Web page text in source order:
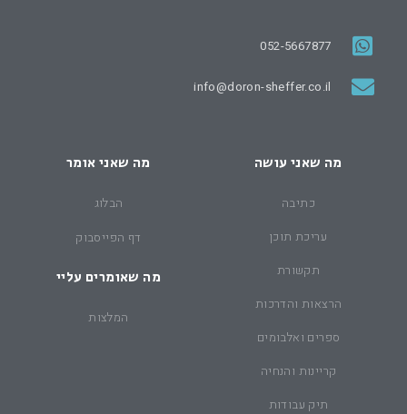
052-5667877
info@doron-sheffer.co.il
מה שאני עושה
כתיבה
עריכת תוכן
תקשורת
הרצאות והדרכות
ספרים ואלבומים
קריינות והנחיה
תיק עבודות
מה שאני אומר
הבלוג
דף הפייסבוק
מה שאומרים עליי
המלצות